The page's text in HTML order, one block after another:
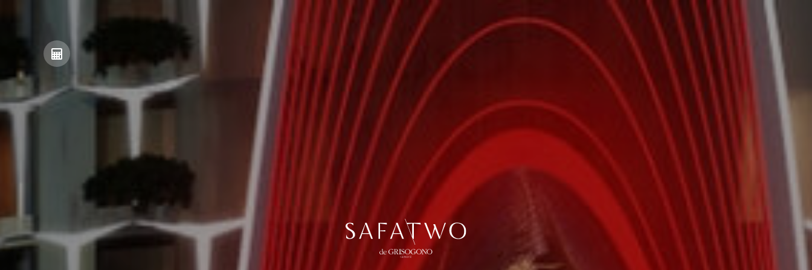
ПРЕЗЕНТАЦИЯ PDF ПЛАНИРОВКИ ПОЛУЧИТЬ ЦЕНЫ ВИДЕО О КОМПЛЕКСЕ ИНВЕСТ-РАСЧЁТ